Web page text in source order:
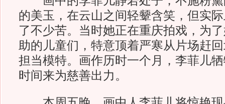
的美玉，在云山之间轻颦含笑，但实
了不少苦。当时她正在重庆拍戏，为
助的儿童们，特意顶着严寒从片场赶
担当模特。画作历时一个月，李菲儿
时间来为慈善出力。